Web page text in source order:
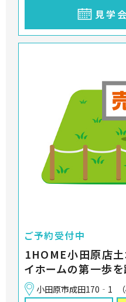
見学
ご予約受付中
1HOME小田原店土
イホームの第一歩を
小田原市成田170‐1 （